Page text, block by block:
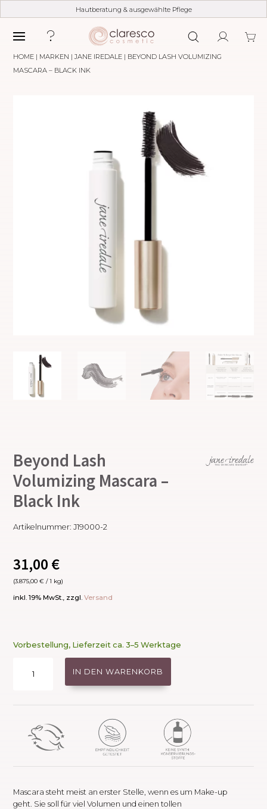
Hautberatung & ausgewählte Pflege
HOME | MARKEN |JANE IREDALE | BEYOND LASH VOLUMIZING
MASCARA – BLACK INK
Beyond Lash
Volumizing Mascara –
Black Ink
Artikelnummer:J19000-2
31,00 €
(3.875,00€ / 1 kg)
inkl. 19% MwSt., zzgl.Versand
Vorbestellung, Lieferzeit ca. 3–5 Werktage
Lash
Mascara
Black
IN DEN WARENKORB
Mascara steht meist an erster Stelle, wenn es um Make-up
geht. Sie soll für viel Volumen und einen tollen